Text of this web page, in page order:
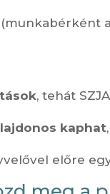
(munkabérként
, tehát
kaphat
előre